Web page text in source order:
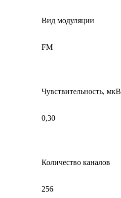
Вид модуляции
FM
Чувствительность, мкВ
0,30
Количество каналов
256